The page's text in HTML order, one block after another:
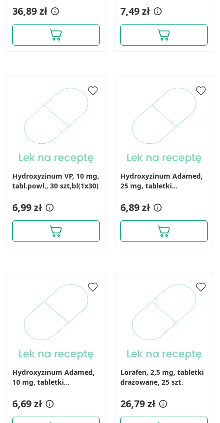
36,89 zł
InPharm)
7,49 zł
Hydroxyzinum VP, 10 mg,
tabl.powl., 30 szt,bl(1x30)
6,99 zł
Hydroxyzinum Adamed,
25 mg, tabletki
6,89 zł
Hydroxyzinum Adamed,
10 mg, tabletki
6,69 zł
Lorafen, 2,5 mg, tabletki
drażowane, 25 szt.
26,79 zł